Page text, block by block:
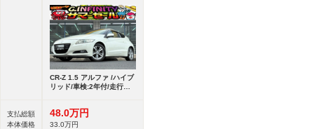
支払総額
本体価格
CR-Z 1.5 アルファ /ハイブ
リッド/車検:2年付/走行
48.0万円
33. 0万円